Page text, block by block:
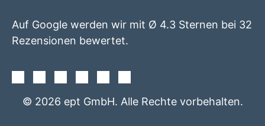
Auf Google werden wir mit Ø 4.3 Sternen bei 32
Rezensionen bewertet.
© 2026 ept GmbH. Alle Rechte vorbehalten.